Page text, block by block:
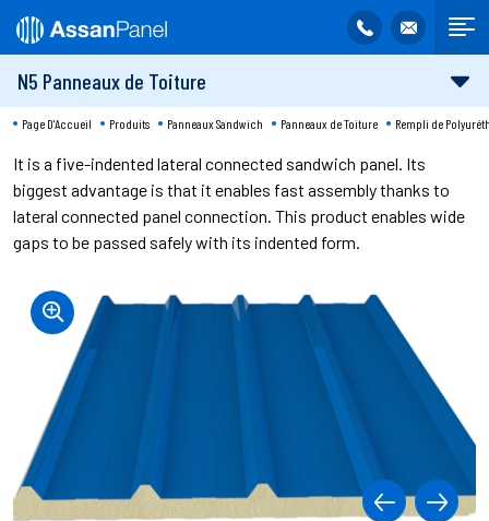
N5 Panneaux de Toiture
Page D'Accueil Produits Panneaux Sandwich Panneaux de Toiture Rempli de
It is a five-indented lateral connected sandwich panel. Its
biggest advantage is that it enables fast assembly thanks to
lateral connected panel connection. This product enables wide
gaps to be passed safely with its indented form.